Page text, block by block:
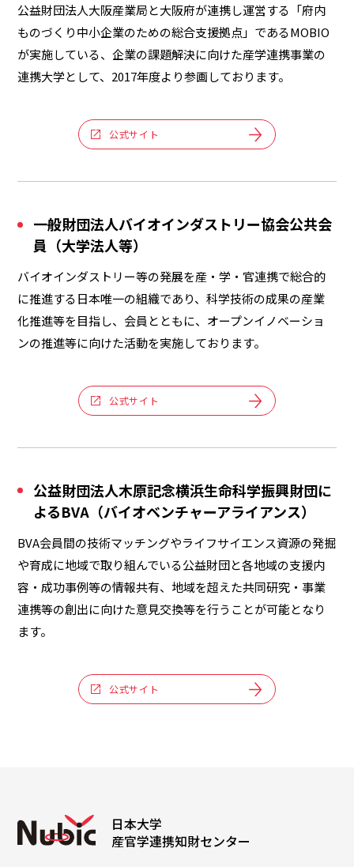
公益財団法人大阪産業局と大阪府が連携し運営する「府内
ものづくり中小企業のための総合支援拠点」であるMOBIO
が実施している、企業の課題解決に向けた産学連携事業の
連携大学として、2017年度より参画しております。
公式サイト
一般財団法人バイオインダストリー協会公共会
員（大学法人等）
バイオインダストリー等の発展を産・学・官連携で総合的
に推進する日本唯一の組織であり、科学技術の成果の産業
化推進等を目指し、会員とともに、オープンイノベーショ
ンの推進等に向けた活動を実施しております。
公式サイト
公益財団法人木原記念横浜生命科学振興財団に
よるBVA（バイオベンチャーアライアンス）
BVA会員間の技術マッチングやライフサイエンス資源の発掘
や育成に地域で取り組んでいる公益財団と各地域の支援内
容・成功事例等の情報共有、地域を超えた共同研究・事業
連携等の創出に向けた意見交換等を行うことが可能となり
ます。
公式サイト
日本大学
産官学連携知財センター